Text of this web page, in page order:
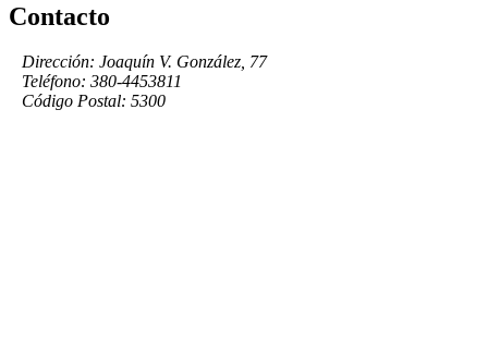
Contacto
Dirección: Joaquín V. González, 77
Teléfono: 380-4453811
Código Postal: 5300